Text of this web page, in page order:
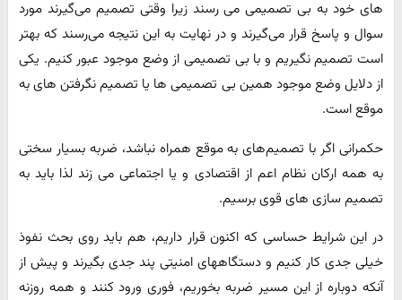
های خود به بی تصمیمی می رسند زیرا وقتی تصمیم می‌گیرند مورد
سوال و پاسخ قرار می‌گیرند و در نهایت به این نتیجه می‌رسند که بهتر
است تصمیم نگیریم و با بی تصمیمی از وضع موجود عبور کنیم. یکی
از دلایل وضع موجود همین بی تصمیمی ها یا تصمیم نگرفتن های به
موقع است.
حکمرانی اگر با تصمیم‌های به موقع همراه نباشد، ضربه بسیار سختی
به همه ارکان نظام اعم از اقتصادی و یا اجتماعی می زند لذا باید به
تصمیم سازی های قوی برسیم.
در این شرایط حساسی که اکنون قرار داریم، هم باید روی بحث نفوذ
خیلی جدی کار کنیم و دستگاههای امنیتی پند جدی بگیرند و پیش از
آنکه دوباره از این مسیر ضربه بخوریم، فوری ورود کنند و همه روزنه